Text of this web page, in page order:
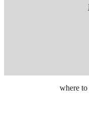
where to